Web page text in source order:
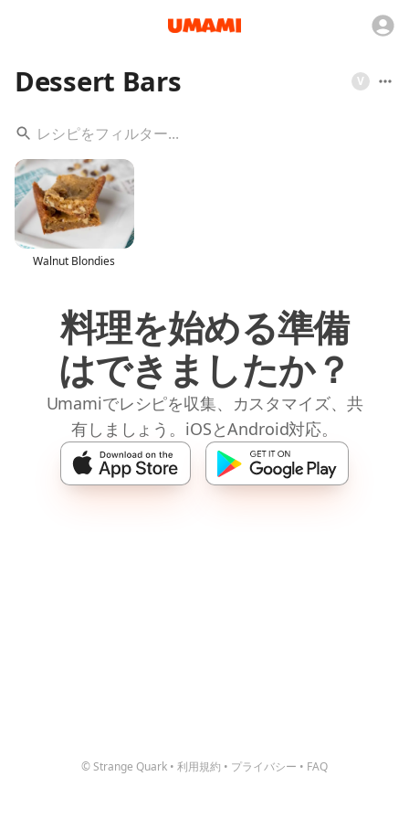
Dessert Bars V
Walnut Blondies
料理を始める準備
はできましたか？
Umamiでレシピを収集、カスタマイズ、共
有しましょう。iOSとAndroid対応。
© Strange Quark • 利用規約 • プライバシー • FAQ